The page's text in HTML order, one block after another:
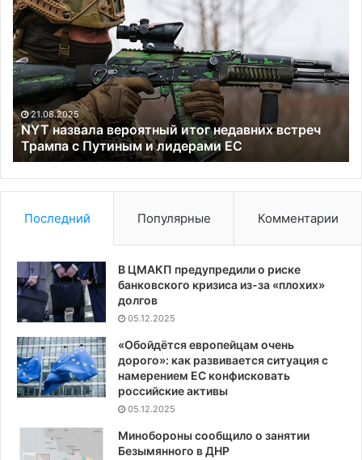
назвала
вероятный
итог
недавних
встреч
Трампа
с
Путиным
лидерами
ЕС
21.08.2025
NYT назвала вероятный итог недавних встреч
Трампа с Путиным и лидерами ЕС
Последний Популярные Комментарии
В ЦМАКП предупредили о риске
банковского кризиса из-за «плохих»
долгов
05.12.2025
«Обойдётся европейцам очень
дорого»: как развивается ситуация с
намерением ЕС конфисковать
российские активы
05.12.2025
Минобороны сообщило о занятии
Безымянного в ДНР